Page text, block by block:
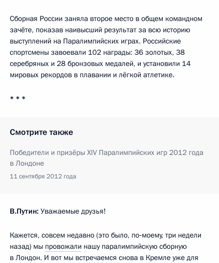
Сборная России заняла второе место в общем командном
зачёте, показав наивысший результат за всю историю
выступлений на Паралимпийских играх. Российские
спортсмены завоевали 102 награды: 36 золотых, 38
серебряных и 28 бронзовых медалей, и установили 14
мировых рекордов в плавании и лёгкой атлетике.
* * *
Смотрите также
Победители и призёры XIV Паралимпийских игр 2012 года
в Лондоне
11 сентября 2012 года
В.Путин: Уважаемые друзья!
Кажется, совсем недавно (это было, по‑моему, три недели
назад) мы провожали нашу паралимпийскую сборную
в Лондон. И вот мы встречаемся снова в Кремле уже для